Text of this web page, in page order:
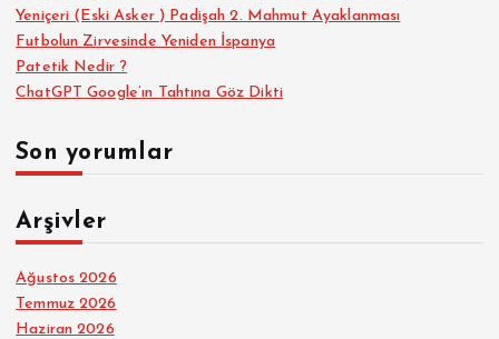
Yeniçeri (Eski Asker ) Padişah 2. Mahmut Ayaklanması
Futbolun Zirvesinde Yeniden İspanya
Patetik Nedir ?
ChatGPT Google’ın Tahtına Göz Dikti
Son yorumlar
Arşivler
Ağustos 2026
Temmuz 2026
Haziran 2026